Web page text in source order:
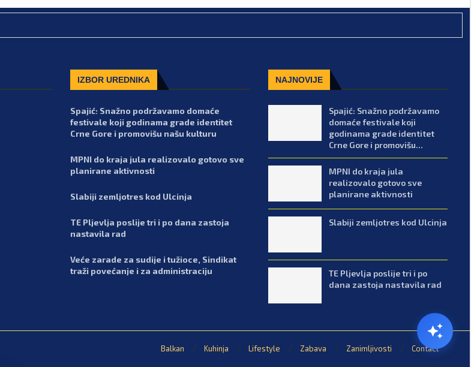
IZBOR UREDNIKA
Spajić: Snažno podržavamo domaće
festivale koji godinama grade identitet
Crne Gore i promovišu našu kulturu
MPNI do kraja jula realizovalo gotovo sve
planirane aktivnosti
Slabiji zemljotres kod Ulcinja
TE Pljevlja poslije tri i po dana zastoja
nastavila rad
Veće zarade za sudije i tužioce, Sindikat
traži povećanje i za administraciju
NAJNOVIJE
Spajić: Snažno podržavamo
domaće festivale koji
godinama grade identitet
Crne Gore i promovišu...
MPNI do kraja jula
realizovalo gotovo sve
planirane aktivnosti
Slabiji zemljotres kod Ulcinja
TE Pljevlja poslije tri i po
dana zastoja nastavila rad
Balkan Kuhinja Lifestyle Zabava Zanimljivosti Contact